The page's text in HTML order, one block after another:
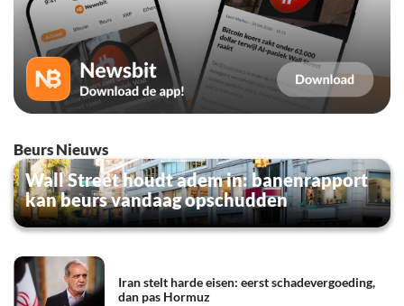
Beurs Nieuws
Wall Street houdt adem in: banenrapport
kan beurs vandaag opschudden
Iran stelt harde eisen: eerst schadevergoeding,
dan pas Hormuz